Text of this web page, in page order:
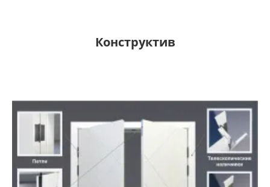
Конструктив